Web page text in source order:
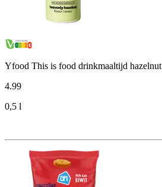
Yfood This is food drinkmaaltijd hazelnut
4.99
0,5 l